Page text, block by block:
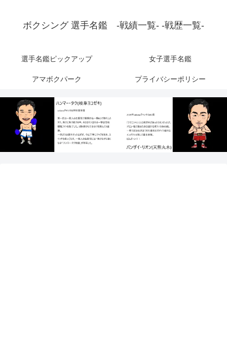
ボクシング 選手名鑑 -戦績一覧- -戦歴一覧-
選手名鑑ピックアップ 女子選手名鑑
アマボクパーク プライバシーポリシー